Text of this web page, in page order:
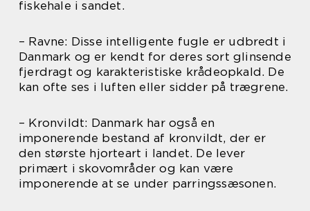
fiskehale i sandet.
– Ravne: Disse intelligente fugle er udbredt i
Danmark og er kendt for deres sort glinsende
fjerdragt og karakteristiske krådeopkald. De
kan ofte ses i luften eller sidder på trægrene.
– Kronvildt: Danmark har også en
imponerende bestand af kronvildt, der er
den største hjorteart i landet. De lever
primært i skovområder og kan være
imponerende at se under parringssæsonen.